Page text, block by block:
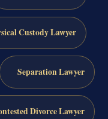
Custody Lawyer
Separation Lawyer
Divorce Lawyer